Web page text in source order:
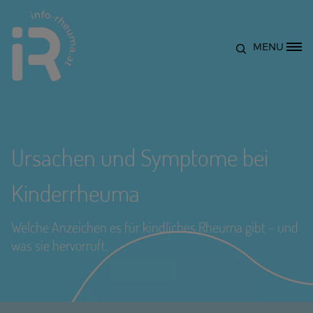
Site Logo MENU
Ursachen und Symptome bei
Kinderrheuma
Welche Anzeichen es für kindliches Rheuma gibt – und
was sie hervorruft.